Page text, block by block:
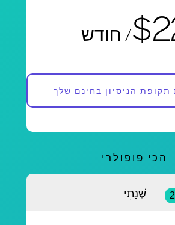
/ חודש
הניסיון בחינם שלך
הכי פופולרי
שְׁנָתִי